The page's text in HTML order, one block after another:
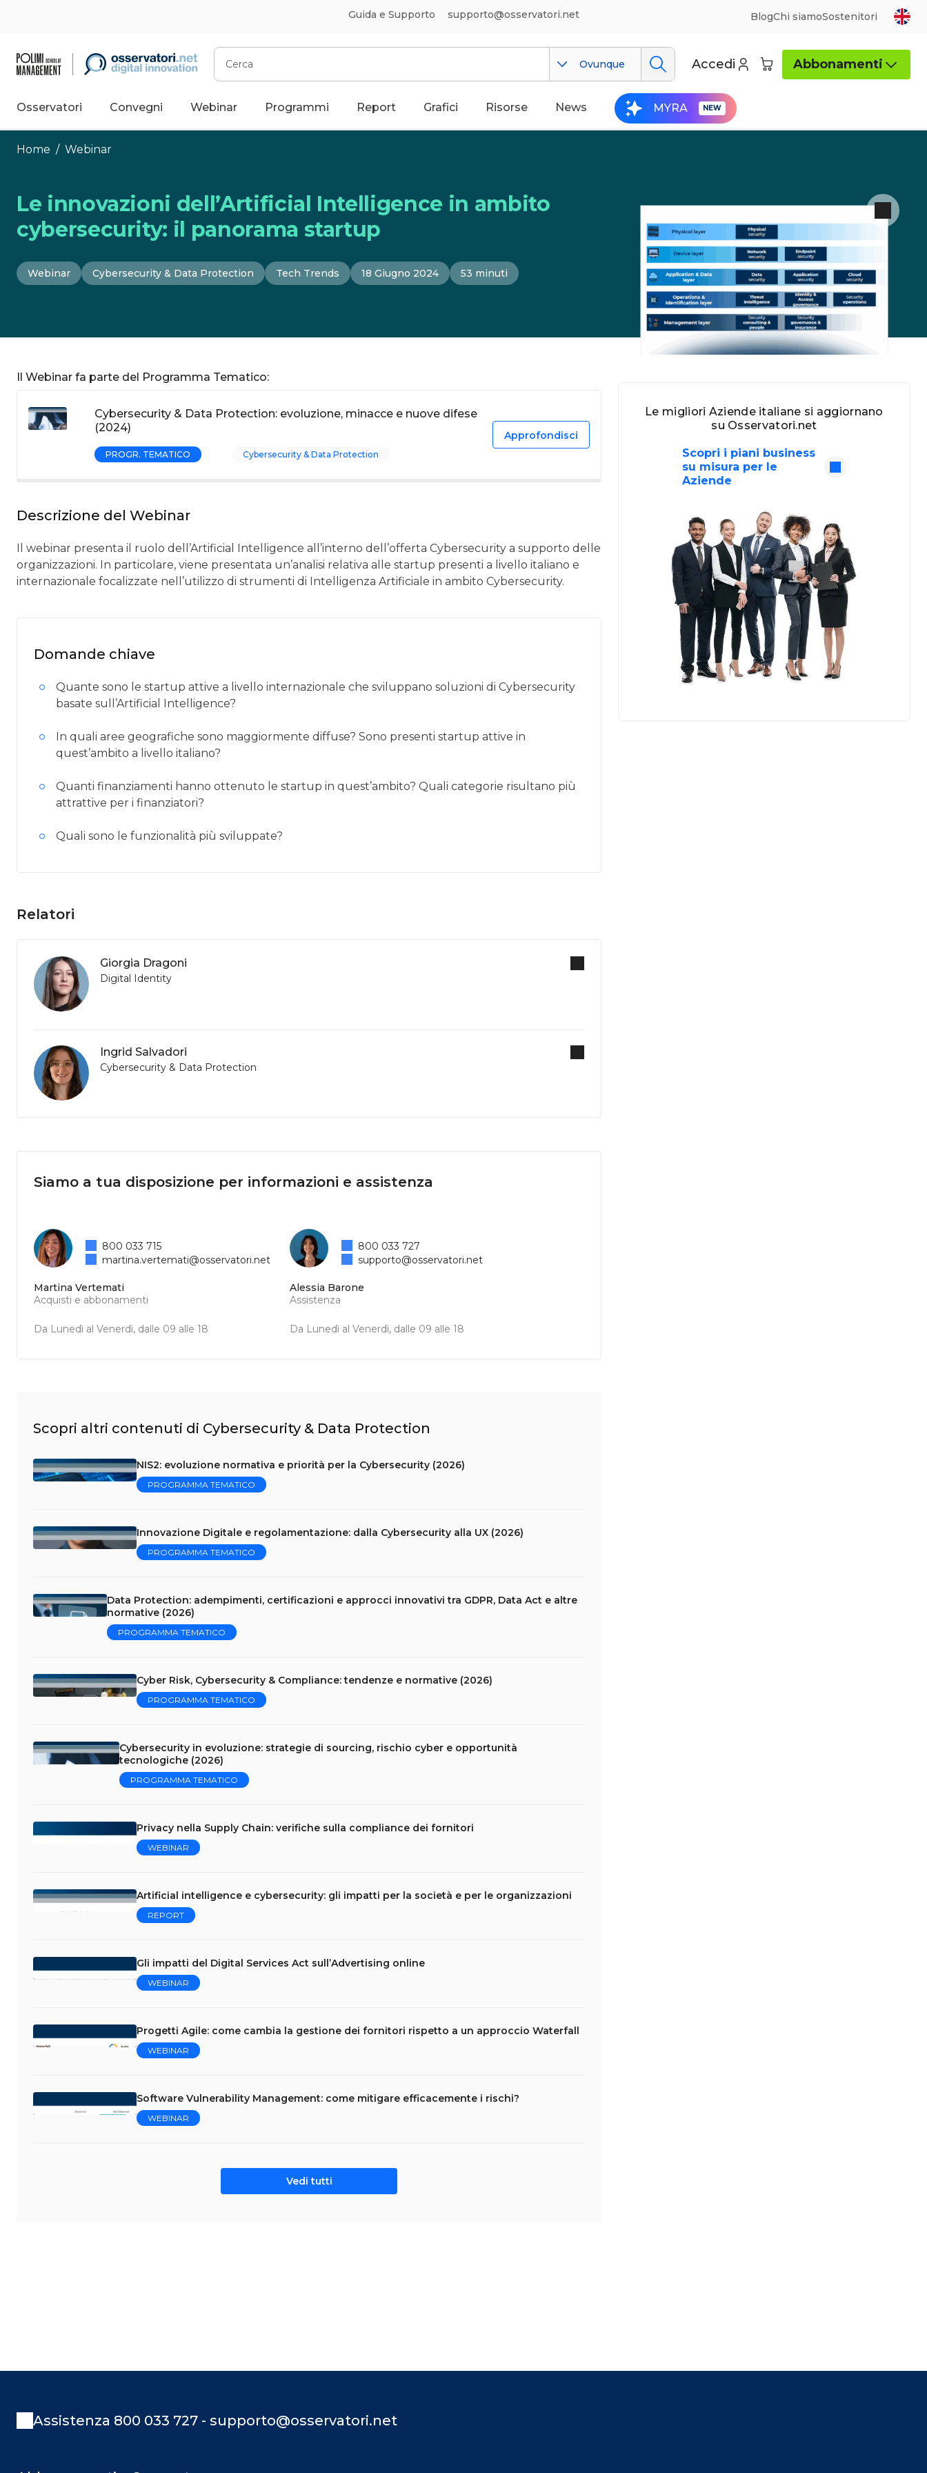
Guida e Supporto supporto@osservatori.net BlogChi siamoSostenitori
Cerca
Ovunque Accedi Abbonamenti
Osservatori Convegni Webinar Programmi Report Grafici Risorse News MYRA
Home / Webinar
Le innovazioni dell’Artificial Intelligence in ambito
cybersecurity: il panorama startup
Webinar Cybersecurity & Data Protection Tech Trends 18 Giugno 2024 53 minuti
Il Webinar fa parte del Programma Tematico:
Cybersecurity & Data Protection: evoluzione, minacce e nuove difese
(2024)
PROGR. TEMATICO Cybersecurity & Data Protection
Approfondisci
Descrizione del Webinar
Il webinar presenta il ruolo dell’Artificial Intelligence all’interno dell’offerta Cybersecurity a supporto delle
organizzazioni. In particolare, viene presentata un’analisi relativa alle startup presenti a livello italiano e
internazionale focalizzate nell’utilizzo di strumenti di Intelligenza Artificiale in ambito Cybersecurity.
Domande chiave
Quante sono le startup attive a livello internazionale che sviluppano soluzioni di Cybersecurity
basate sull’Artificial Intelligence?
In quali aree geografiche sono maggiormente diffuse? Sono presenti startup attive in
quest’ambito a livello italiano?
Quanti finanziamenti hanno ottenuto le startup in quest’ambito? Quali categorie risultano più
attrattive per i finanziatori?
Quali sono le funzionalità più sviluppate?
Relatori
Giorgia Dragoni
Digital Identity
Ingrid Salvadori
Cybersecurity & Data Protection
Siamo a tua disposizione per informazioni e assistenza
Martina Vertemati
Acquisti e abbonamenti
Da Lunedì al Venerdì, dalle 09 alle 18
800 033 715
martina.vertemati@osservatori.net
Alessia Barone
Assistenza
Da Lunedì al Venerdì, dalle 09 alle 18
800 033 727
supporto@osservatori.net
Scopri altri contenuti di Cybersecurity & Data Protection
NIS2: evoluzione normativa e priorità per la Cybersecurity (2026)
PROGRAMMA TEMATICO
Innovazione Digitale e regolamentazione: dalla Cybersecurity alla UX (2026)
PROGRAMMA TEMATICO
Data Protection: adempimenti, certificazioni e approcci innovativi tra GDPR, Data Act e altre
normative (2026)
PROGRAMMA TEMATICO
Cyber Risk, Cybersecurity & Compliance: tendenze e normative (2026)
PROGRAMMA TEMATICO
Cybersecurity in evoluzione: strategie di sourcing, rischio cyber e opportunità
tecnologiche (2026)
PROGRAMMA TEMATICO
Privacy nella Supply Chain: verifiche sulla compliance dei fornitori
WEBINAR
Artificial intelligence e cybersecurity: gli impatti per la società e per le organizzazioni
REPORT
Gli impatti del Digital Services Act sull’Advertising online
WEBINAR
Progetti Agile: come cambia la gestione dei fornitori rispetto a un approccio Waterfall
WEBINAR
Software Vulnerability Management: come mitigare efficacemente i rischi?
WEBINAR
Vedi tutti
Le migliori Aziende italiane si aggiornano
su Osservatori.net
Scopri i piani business
su misura per le
Aziende
Assistenza 800 033 727 - supporto@osservatori.net